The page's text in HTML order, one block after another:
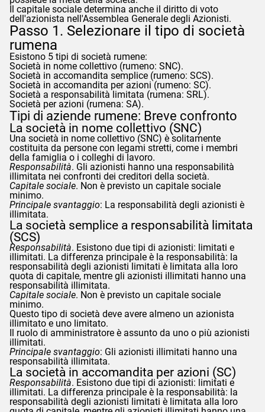
Il capitale sociale determina anche il diritto di voto
dell'azionista nell'Assemblea Generale degli Azionisti.
Passo 1. Selezionare il tipo di società
rumena
Esistono 5 tipi di società rumene:
Società in nome collettivo (rumeno: SNC).
Società in accomandita semplice (rumeno: SCS).
Società in accomandita per azioni (rumeno: SC).
Società a responsabilità limitata (rumena: SRL).
Società per azioni (rumena: SA).
Tipi di aziende rumene: Breve confronto
La società in nome collettivo (SNC)
Una società in nome collettivo (SNC) è solitamente
costituita da persone con legami stretti, come i membri
della famiglia o i colleghi di lavoro.
Responsabilità. Gli azionisti hanno una responsabilità
illimitata nei confronti dei creditori della società.
Capitale sociale. Non è previsto un capitale sociale
minimo.
Principale svantaggio: La responsabilità degli azionisti è
illimitata.
La società semplice a responsabilità limitata
(SCS)
Responsabilità. Esistono due tipi di azionisti: limitati e
illimitati. La differenza principale è la responsabilità: la
responsabilità degli azionisti limitati è limitata alla loro
quota di capitale, mentre gli azionisti illimitati hanno una
responsabilità illimitata.
Capitale sociale. Non è previsto un capitale sociale
minimo.
Questo tipo di società deve avere almeno un azionista
illimitato e uno limitato.
Il ruolo di amministratore è assunto da uno o più azionisti
illimitati.
Principale svantaggio: Gli azionisti illimitati hanno una
responsabilità illimitata.
La società in accomandita per azioni (SC)
Responsabilità. Esistono due tipi di azionisti: limitati e
illimitati. La differenza principale è la responsabilità: la
responsabilità degli azionisti limitati è limitata alla loro